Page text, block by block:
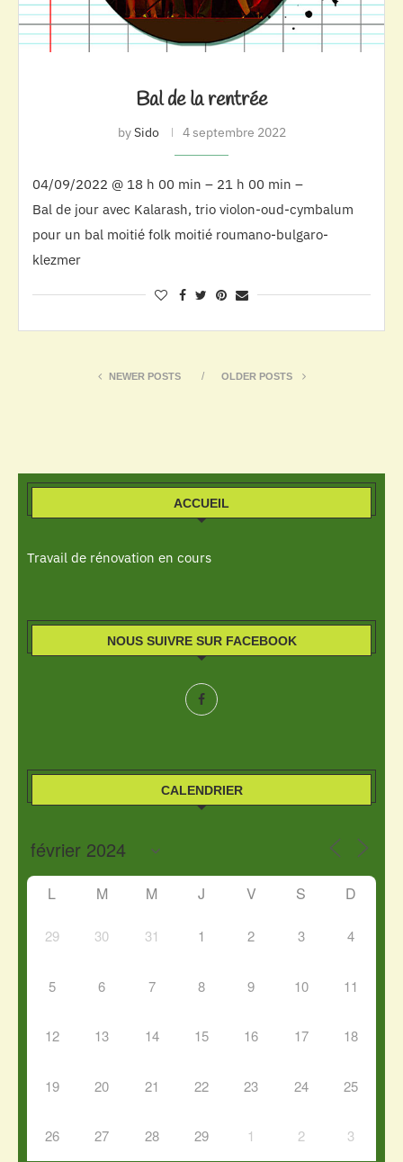
Bal de la rentrée
bySido 4 septembre 2022
04/09/2022 @ 18 h 00 min – 21 h 00 min –
Bal de jour avec Kalarash, trio violon-oud-cymbalum
pour un bal moitié folk moitié roumano-bulgaro-
klezmer
NEWER POSTS OLDER POSTS
ACCUEIL
Travail de rénovation en cours
NOUS SUIVRE SUR FACEBOOK
CALENDRIER
L M M J V S D
29 30 31 1 2 3 4
5 6 7 8 9 10 11
12 13 14 15 16 17 18
19 20 21 22 23 24 25
26 27 28 29 1 2 3